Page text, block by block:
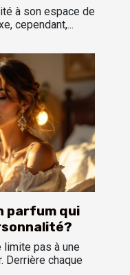
à son espace de
cependant,...
parfum qui
limite pas à une
Derrière chaque